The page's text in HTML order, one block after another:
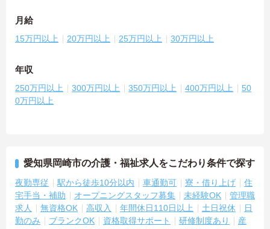
月給
15万円以上 20万円以上 25万円以上 30万円以上
年収
250万円以上 300万円以上 350万円以上 400万円以上
50
0万円以上
愛知県岡崎市の介護・福祉求人をこだわり条件で探す
夜勤専従 駅から徒歩10分以内 車通勤可 寮・借り上げ
住
宅手当・補助
オープニングスタッフ募集 未経験OK
管理職
求人
無資格OK 高収入 年間休日110日以上 土日祝休
日
勤のみ
ブランクOK 資格取得サポート 研修制度あり
産